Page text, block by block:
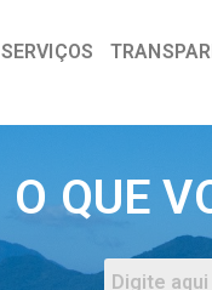
SERVIÇOS
O QUE